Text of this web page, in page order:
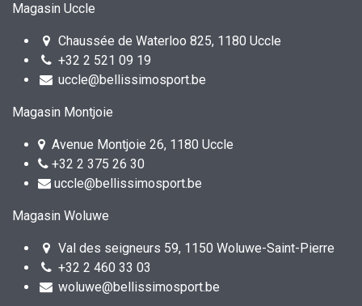
Magasin Uccle
Chaussée de Waterloo 825, 1180 Uccle
+32 2 521 09 19
uccle@bellissimosport.be
Magasin Montjoie
Avenue Montjoie 26, 1180 Uccle
+32 2 375 26 30
uccle@bellissimosport.be
Magasin Woluwe
Val des seigneurs 59, 1150 Woluwe-Saint-Pierre
+32 2 460 33 03
woluwe@bellissimosport.be